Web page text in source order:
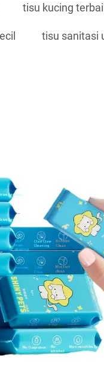
tisu kucing
tisu sanitasi